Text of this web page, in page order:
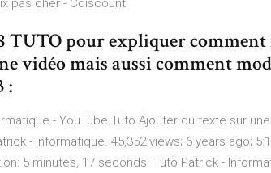
pas cher - Cdiscount
TUTO pour expliquer
vidéo mais aussi comment
:
- YouTube Tuto Ajouter du texte sur
- Informatique. 45,352 views; 6 years ago;
5 minutes, 17 seconds. Tuto Patrick -